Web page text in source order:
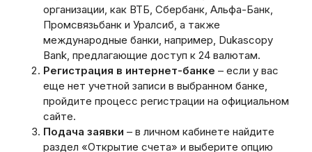
организации, как ВТБ, Сбербанк, Альфа-Банк,
Промсвязьбанк и Уралсиб, а также
международные банки, например, Dukascopy
Bank, предлагающие доступ к 24 валютам.
Регистрация в интернет-банке – если у вас
еще нет учетной записи в выбранном банке,
пройдите процесс регистрации на официальном
сайте.
Подача заявки – в личном кабинете найдите
раздел «Открытие счета» и выберите опцию